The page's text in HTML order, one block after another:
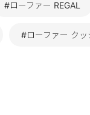
#ローファー REGAL
#ローファー クッ